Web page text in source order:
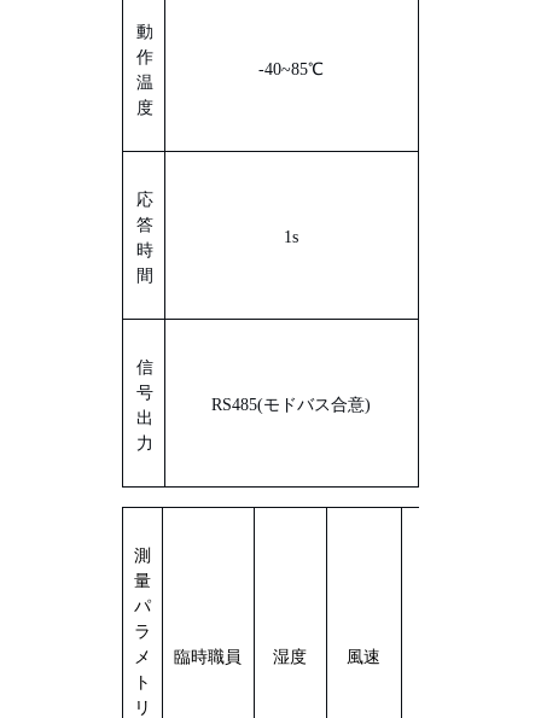
動
作
温
度
-40~85℃
応
答
時
間
1s
信
号
出
力
RS485(モドバス合意)
測
量
パ
ラ
メ
ト
リ
臨時職員 湿度 風速